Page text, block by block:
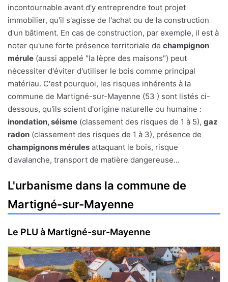
incontournable avant d'y entreprendre tout projet
immobilier, qu'il s'agisse de l'achat ou de la construction
d'un bâtiment. En cas de construction, par exemple, il est à
noter qu'une forte présence territoriale de champignon
mérule (aussi appelé "la lèpre des maisons") peut
nécessiter d'éviter d'utiliser le bois comme principal
matériau. C'est pourquoi, les risques inhérents à la
commune de Martigné-sur-Mayenne (53 ) sont listés ci-
dessous, qu'ils soient d'origine naturelle ou humaine :
inondation, séisme (classement des risques de 1 à 5), gaz
radon (classement des risques de 1 à 3), présence de
champignons mérules attaquant le bois, risque
d'avalanche, transport de matière dangereuse...
L'urbanisme dans la commune de
Martigné-sur-Mayenne
Le PLU à Martigné-sur-Mayenne